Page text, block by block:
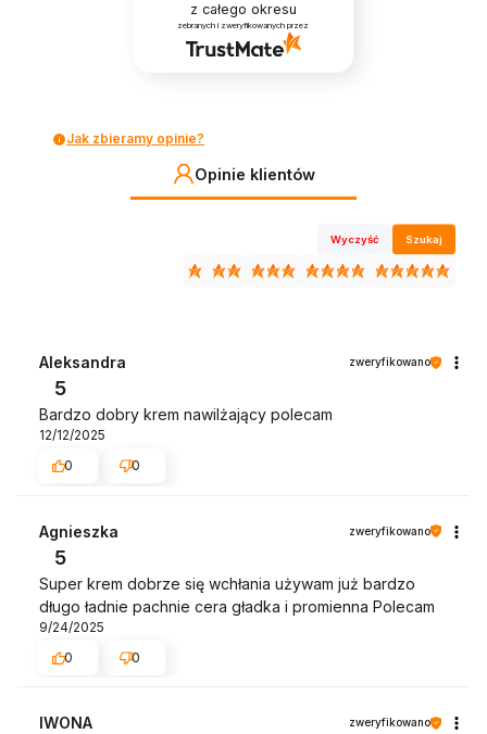
z całego okresu
zebranych i zweryfikowanych przez
Jak zbieramy opinie?
Opinie klientów
Wyczyść Szukaj
Aleksandra zweryfikowano
5
Bardzo dobry krem nawilżający polecam
12/12/2025
0
0
Agnieszka zweryfikowano
5
Super krem dobrze się wchłania używam już bardzo
długo ładnie pachnie cera gładka i promienna Polecam
9/24/2025
0
0
IWONA zweryfikowano